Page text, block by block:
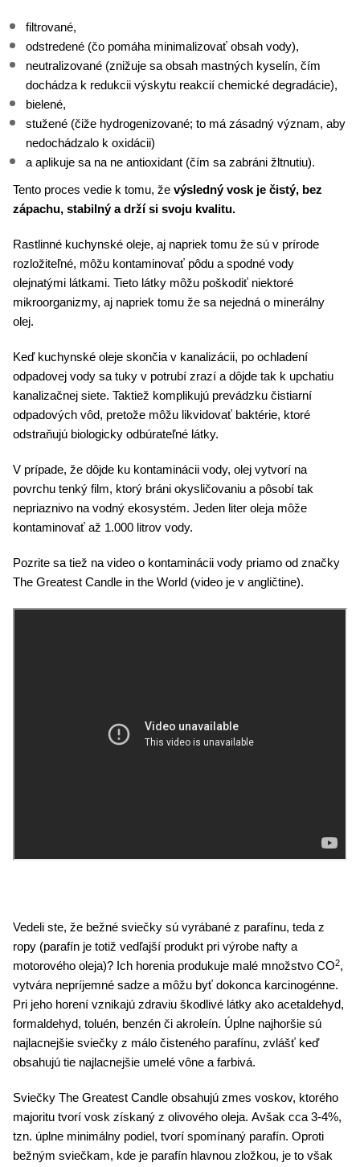
filtrované,
odstredené (čo pomáha minimalizovať obsah vody),
neutralizované (znižuje sa obsah mastných kyselín, čím
dochádza k redukcii výskytu reakcií chemické degradácie),
bielené,
stužené (čiže hydrogenizované; to má zásadný význam, aby
nedochádzalo k oxidácii)
a aplikuje sa na ne antioxidant (čím sa zabráni žltnutiu).
Tento proces vedie k tomu, že výsledný vosk je čistý, bez
zápachu, stabilný a drží si svoju kvalitu.
Rastlinné kuchynské oleje, aj napriek tomu že sú v prírode
rozložiteľné, môžu kontaminovať pôdu a spodné vody
olejnatými látkami. Tieto látky môžu poškodiť niektoré
mikroorganizmy, aj napriek tomu že sa nejedná o minerálny
olej.
Keď kuchynské oleje skončia v kanalizácii, po ochladení
odpadovej vody sa tuky v potrubí zrazí a dôjde tak k upchatiu
kanalizačnej siete. Taktiež komplikujú prevádzku čistiarní
odpadových vôd, pretože môžu likvidovať baktérie, ktoré
odstraňujú biologicky odbúrateľné látky.
V prípade, že dôjde ku kontaminácii vody, olej vytvorí na
povrchu tenký film, ktorý bráni okysličovaniu a pôsobí tak
nepriaznivo na vodný ekosystém. Jeden liter oleja môže
kontaminovať až 1.000 litrov vody.
Pozrite sa tiež na video o kontaminácii vody priamo od značky
The Greatest Candle in the World (video je v angličtine).
Vedeli ste, že bežné sviečky sú vyrábané z parafínu, teda z
ropy (parafín je totiž vedľajší produkt pri výrobe nafty a
motorového oleja)? Ich horenia produkuje malé množstvo CO2,
vytvára nepríjemné sadze a môžu byť dokonca karcinogénne.
Pri jeho horení vznikajú zdraviu škodlivé látky ako acetaldehyd,
formaldehyd, toluén, benzén či akroleín. Úplne najhoršie sú
najlacnejšie sviečky z málo čisteného parafínu, zvlášť keď
obsahujú tie najlacnejšie umelé vône a farbivá.
Sviečky The Greatest Candle obsahujú zmes voskov, ktorého
majoritu tvorí vosk získaný z olivového oleja. Avšak cca 3-4%,
tzn. úplne minimálny podiel, tvorí spomínaný parafín. Oproti
bežným sviečkam, kde je parafín hlavnou zložkou, je to však